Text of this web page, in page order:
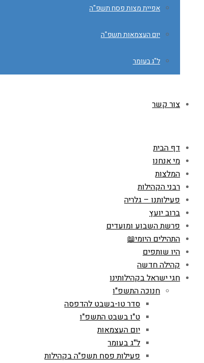
אפיית מצות פסח תשפ"ה
יום העצמאות תשפ"ה
ל"ג בעומר
צור קשר
דף הבית
מי אנחנו
המלצות
רבני הקהילות
פעילותנו – גלריה
ברוב יועץ
פרשת השבוע ומועדים
התהילים היומי📖
היו שותפים
קהילה חדשה
חגי ישראל בקהילותינו
חנוכה התשפ"ו
סדר טו-בשבט להדפסה
ט"ו בשבט התשפ"ו
יום העצמאות
ל"ג בעומר
פעילות פסח תשפ"ה בקהילות